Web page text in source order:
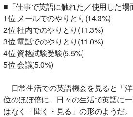
■「仕事で英語に触れた／使用した場
1位 メールでのやりとり(14.3%)
2位 社内でのやりとり(11.3%)
3位 電話でのやりとり(11.0%)
4位 資格試験受験(5.5%)
5位 会議(5.0%)
日常生活での英語機会を見ると「
位のほぼ倍に。日々の生活で英語に
はなく「聞く・見る」の形のようだ。